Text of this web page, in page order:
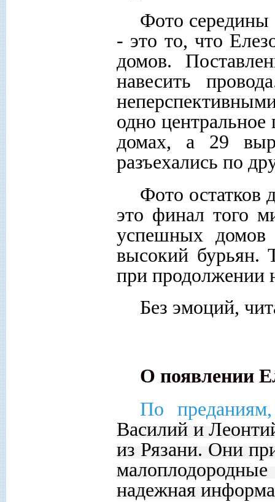
Фото середины
- это то, что
домов.
навесить
одно
домах, а 29
разъехались по
Фото остатков
это финал того
успешных
высокий бурьян.
при продолжении
Без эмоций,
О появлении
По
Василий и
из Рязани. Они
надежная